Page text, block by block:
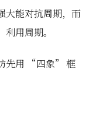
大能对抗周期，而
用周期。
先用 “四象” 框